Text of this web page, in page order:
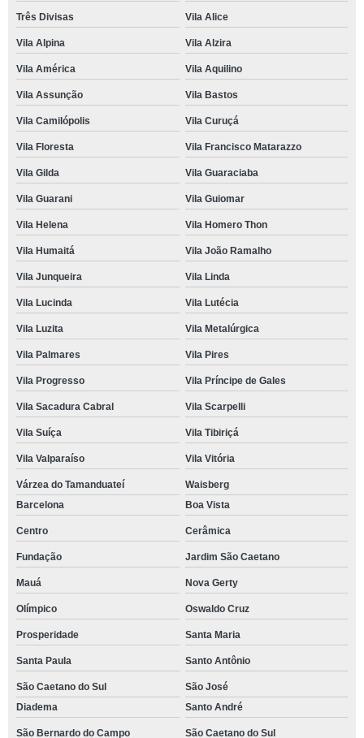
Três Divisas Vila Alice
Vila Alpina Vila Alzira
Vila América Vila Aquilino
Vila Assunção Vila Bastos
Vila Camilópolis Vila Curuçá
Vila Floresta Vila Francisco Matarazzo
Vila Gilda Vila Guaraciaba
Vila Guarani Vila Guiomar
Vila Helena Vila Homero Thon
Vila Humaitá Vila João Ramalho
Vila Junqueira Vila Linda
Vila Lucinda Vila Lutécia
Vila Luzita Vila Metalúrgica
Vila Palmares Vila Pires
Vila Progresso Vila Príncipe de Gales
Vila Sacadura Cabral Vila Scarpelli
Vila Suíça Vila Tibiriçá
Vila Valparaíso Vila Vitória
Várzea do Tamanduateí
Waisberg
Barcelona
Boa Vista
Centro Cerâmica
Fundação Jardim São Caetano
Mauá Nova Gerty
Olímpico Oswaldo Cruz
Prosperidade Santa Maria
Santa Paula Santo Antônio
São Caetano do Sul
São José
Diadema
Santo André
São Bernardo do Campo São Caetano do Sul